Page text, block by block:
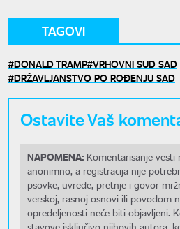
TAGOVI
DONALD TRAMP VRHOVNI SUD SAD
DRŽAVLJANSTVO PO ROĐENJU SAD
Ostavite Vaš
NAPOMENA: Komentarisanje vesti
anonimno, a registracija nije
psovke, uvrede, pretnje i govor
verskoj, rasnoj osnovi ili povodom
opredeljenosti neće biti objavljeni.
stavove isključivo njihovih autora,